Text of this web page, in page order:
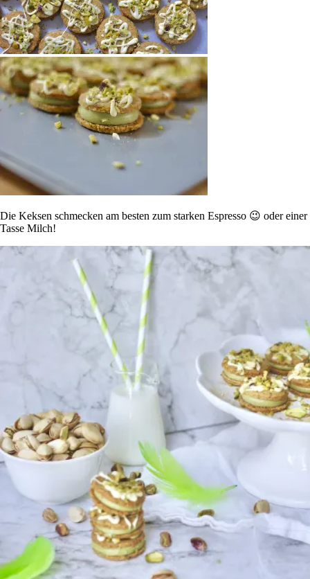
Die Keksen schmecken am besten zum starken Espresso 😉 oder einer
Tasse Milch!